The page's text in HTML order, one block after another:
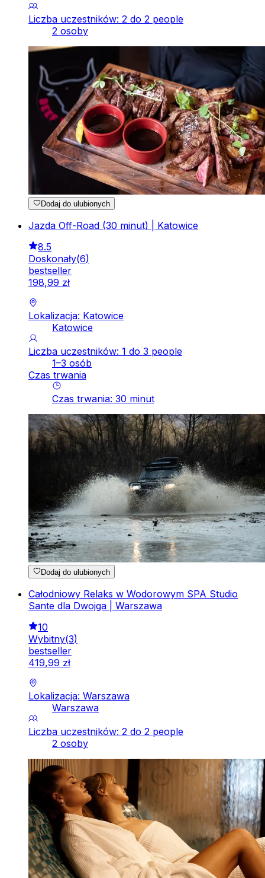
Liczba uczestników: 2 do 2 people
2 osoby
Dodaj do ulubionych
Jazda Off-Road (30 minut) | Katowice
8.5
Doskonały(6)
bestseller
198,99 zł
Lokalizacja: Katowice
Katowice
Liczba uczestników: 1 do 3 people
1–3 osób
Czas trwania
Czas trwania: 30 minut
Dodaj do ulubionych
Całodniowy Relaks w Wodorowym SPA Studio
Sante dla Dwojga | Warszawa
10
Wybitny(3)
bestseller
419,99 zł
Lokalizacja: Warszawa
Warszawa
Liczba uczestników: 2 do 2 people
2 osoby